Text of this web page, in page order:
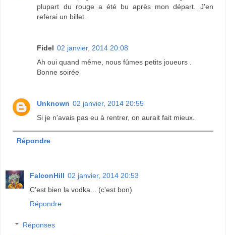
plupart du rouge a été bu après mon départ. J'en
referai un billet.
Fidel 02 janvier, 2014 20:08
Ah oui quand même, nous fûmes petits joueurs .
Bonne soirée
Unknown 02 janvier, 2014 20:55
Si je n'avais pas eu à rentrer, on aurait fait mieux.
Répondre
FalconHill 02 janvier, 2014 20:53
C'est bien la vodka... (c'est bon)
Répondre
Réponses